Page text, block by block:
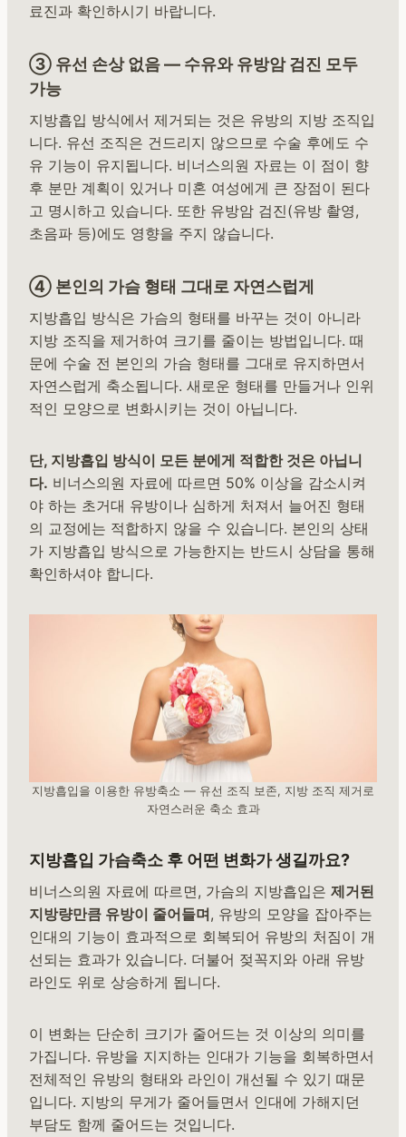
료진과 확인하시기 바랍니다.
③ 유선 손상 없음 — 수유와 유방암 검진 모두
가능
지방흡입 방식에서 제거되는 것은 유방의 지방 조직입
니다. 유선 조직은 건드리지 않으므로 수술 후에도 수
유 기능이 유지됩니다. 비너스의원 자료는 이 점이 향
후 분만 계획이 있거나 미혼 여성에게 큰 장점이 된다
고 명시하고 있습니다. 또한 유방암 검진(유방 촬영,
초음파 등)에도 영향을 주지 않습니다.
④ 본인의 가슴 형태 그대로 자연스럽게
지방흡입 방식은 가슴의 형태를 바꾸는 것이 아니라
지방 조직을 제거하여 크기를 줄이는 방법입니다. 때
문에 수술 전 본인의 가슴 형태를 그대로 유지하면서
자연스럽게 축소됩니다. 새로운 형태를 만들거나 인위
적인 모양으로 변화시키는 것이 아닙니다.
단, 지방흡입 방식이 모든 분에게 적합한 것은 아닙니
다. 비너스의원 자료에 따르면 50% 이상을 감소시켜
야 하는 초거대 유방이나 심하게 처져서 늘어진 형태
의 교정에는 적합하지 않을 수 있습니다. 본인의 상태
가 지방흡입 방식으로 가능한지는 반드시 상담을 통해
확인하셔야 합니다.
지방흡입을 이용한 유방축소 — 유선 조직 보존, 지방 조직 제거로
자연스러운 축소 효과
지방흡입 가슴축소 후 어떤 변화가 생길까요?
비너스의원 자료에 따르면, 가슴의 지방흡입은 제거된
지방량만큼 유방이 줄어들며, 유방의 모양을 잡아주는
인대의 기능이 효과적으로 회복되어 유방의 처짐이 개
선되는 효과가 있습니다. 더불어 젖꼭지와 아래 유방
라인도 위로 상승하게 됩니다.
이 변화는 단순히 크기가 줄어드는 것 이상의 의미를
가집니다. 유방을 지지하는 인대가 기능을 회복하면서
전체적인 유방의 형태와 라인이 개선될 수 있기 때문
입니다. 지방의 무게가 줄어들면서 인대에 가해지던
부담도 함께 줄어드는 것입니다.